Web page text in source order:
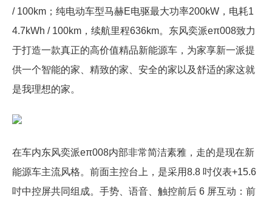
/ 100km；纯电动车型马赫E电驱最大功率200kW，电耗1
4.7kWh / 100km，续航里程636km。东风奕派eπ008致力
于打造一款真正的高价值精品新能源车，为家享新一派提
供一个智能的家、精致的家、安全的家以及舒适的家这就
是我理想的家。
在车内东风奕派eπ008内部非常简洁素雅，走的是现在新
能源车主流风格。前面主控台上，是采用8.8 吋仪表+15.6
吋中控屏共同组成。手势、语音、触控前后 6 屏互动：前